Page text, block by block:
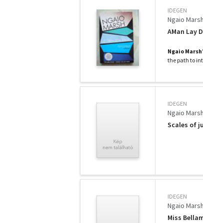
IDEGEN
Ngaio Marsh
AMan Lay
Ngaio Marsh
the path to
IDEGEN
Ngaio Marsh
Scales of
IDEGEN
Ngaio Marsh
Miss